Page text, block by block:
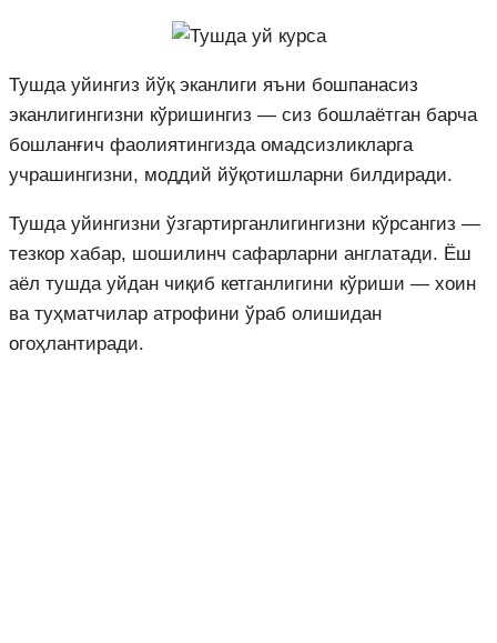
Тушда уйингиз йўқ эканлиги яъни бошпанасиз
эканлигингизни кўришингиз — сиз бошлаётган барча
бошланғич фаолиятингизда омадсизликларга
учрашингизни, моддий йўқотишларни билдиради.
Тушда уйингизни ўзгартирганлигингизни кўрсангиз —
тезкор хабар, шошилинч сафарларни англатади. Ёш
аёл тушда уйдан чиқиб кетганлигини кўриши — хоин
ва туҳматчилар атрофини ўраб олишидан
огоҳлантиради.